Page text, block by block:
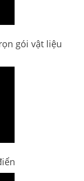
gói vật liệu